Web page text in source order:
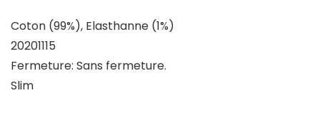
Coton (99%), Elasthanne (1%)
20201115
Fermeture: Sans fermeture.
Slim